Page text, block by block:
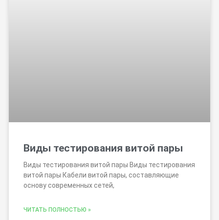
Виды тестирования витой пары
Виды тестирования витой пары Виды тестирования
витой пары Кабели витой пары, составляющие
основу современных сетей,
ЧИТАТЬ ПОЛНОСТЬЮ »